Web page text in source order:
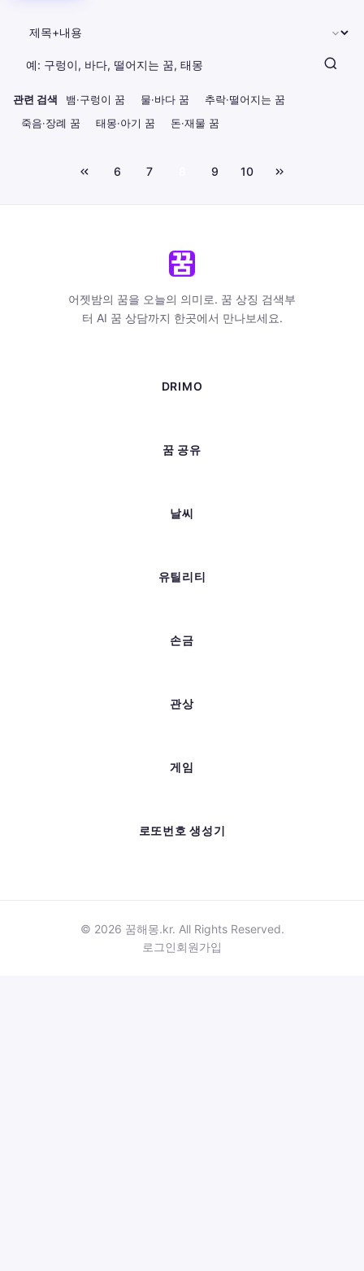
관련 검색 뱀·구렁이 꿈 물·바다 꿈
추락·떨어지는 꿈
죽음·장례 꿈
태몽·아기 꿈 돈·재물 꿈
6 7 9 10
어젯밤의 꿈을 오늘의 의미로. 꿈 상징 검색부
터 AI 꿈 상담까지 한곳에서 만나보세요.
DRIMO
꿈 공유
날씨
유틸리티
손금
관상
게임
로또번호 생성기
© 2026 꿈해몽.kr. All Rights Reserved.
로그인회원가입